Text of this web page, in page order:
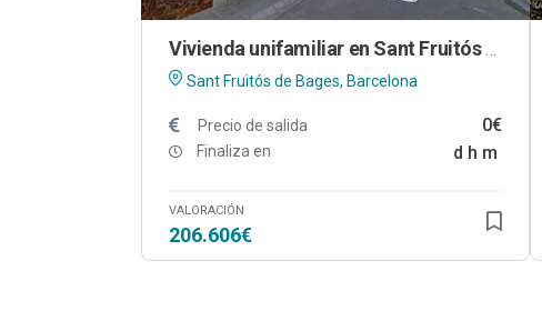
Sant Fruitós de Bages, Barcelona
Precio de salida 0€
Finaliza en d h m
VALORACIÓN
206.606€